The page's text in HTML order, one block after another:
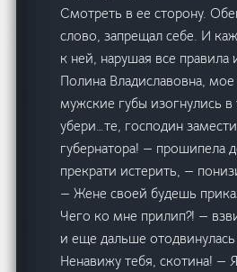
Смотреть в ее сторону.
слово, запрещал себе. И
к ней, нарушая все
Полина Владиславовна,
мужские губы изогнулись
убери…те, господин
губернатора! — прошипела
прекрати истерить, —
— Жене своей будешь
Чего ко мне прилип?! —
и еще дальше
Ненавижу тебя, скотина! —